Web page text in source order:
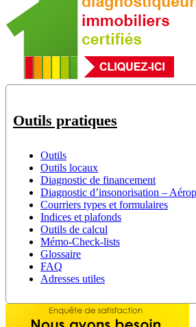
Outils pratiques
Outils
Outils locaux
Diagnostic de financement
Diagnostic d’insonorisation –
Courriers types et formulaires
Indices et plafonds
Outils de calcul
Mémo-Check-lists
Glossaire
FAQ
Adresses utiles